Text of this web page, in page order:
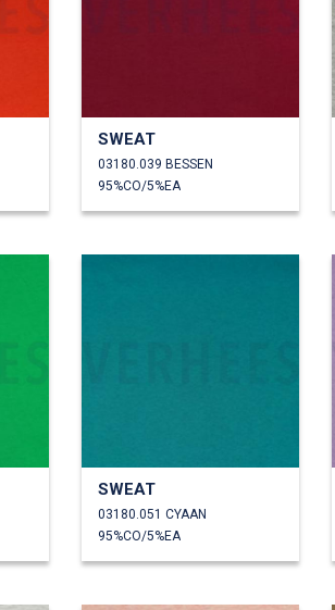
SWEAT
03180.039 BESSEN
95%CO/5%EA
SWEAT
03180.051 CYAAN
95%CO/5%EA